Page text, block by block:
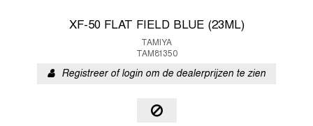
XF-50 FLAT FIELD BLUE (23ML)
TAMIYA
TAM81350
Registreer of login om de dealerprijzen te zien